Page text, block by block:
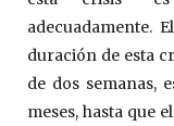
adecuadamente.
duración de esta
de dos semanas,
meses, hasta que